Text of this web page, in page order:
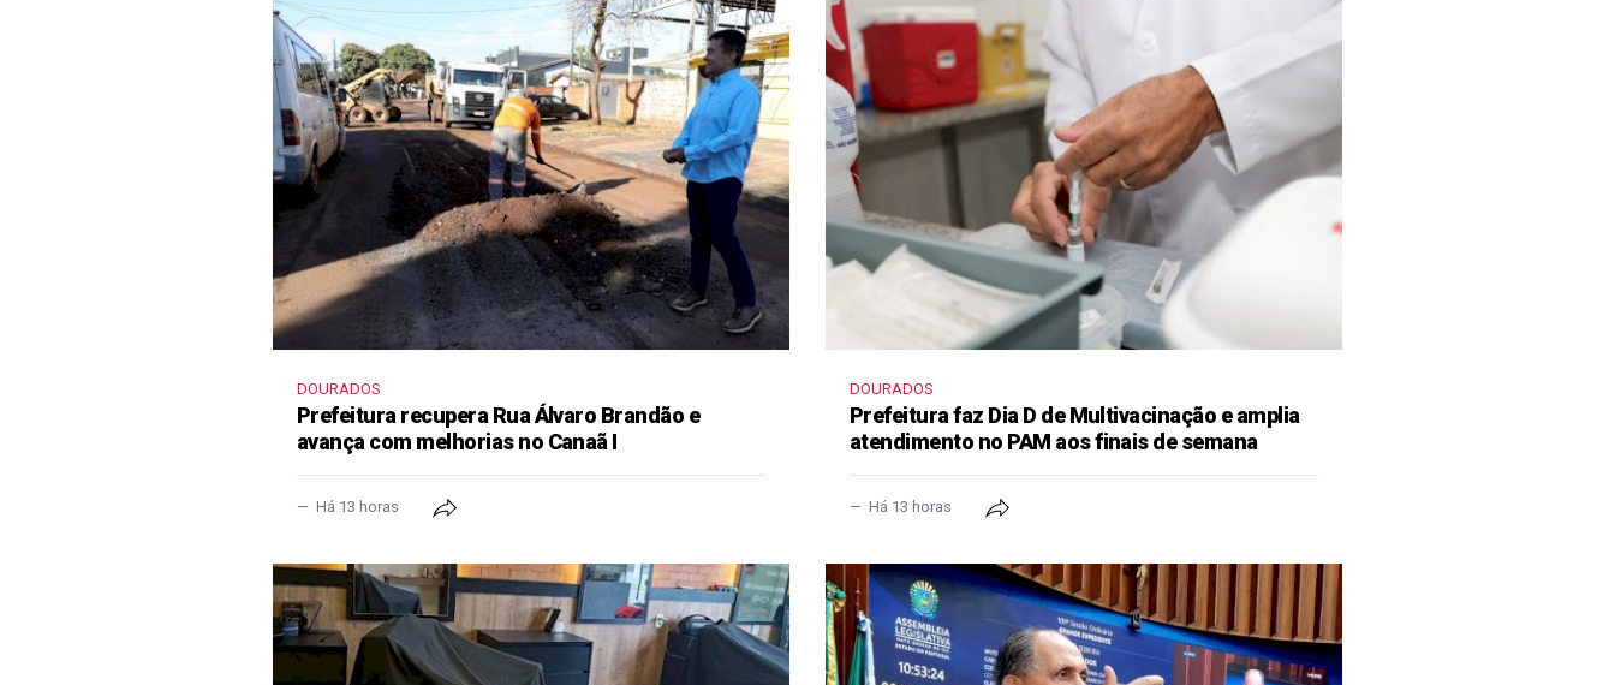
DOURADOS
Prefeitura recupera Rua Álvaro Brandão e
avança com melhorias no Canaã I
Há 13 horas
DOURADOS
Prefeitura faz Dia D de Multivacinação e amplia
atendimento no PAM aos finais de semana
Há 13 horas